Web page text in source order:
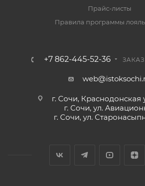
Прайс-листы
Правила программы
+7 862-445-52-36
г. Сочи, Краснодонская
г. Сочи, ул.
г. Сочи, ул.